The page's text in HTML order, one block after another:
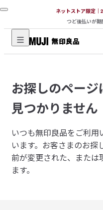
ネットストア限定
つど後払いが期
無
品
ネ
ッ
ト
ス
ト
ア
お探しのページ
見つかりません
いつも無印良品をご利
います。 お客さまのお探
前が変更された、または
ます。